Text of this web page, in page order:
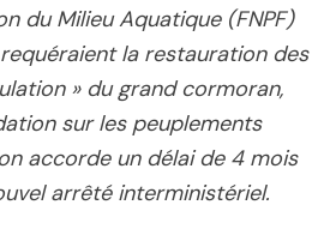
du Milieu Aquatique (FNPF)
la restauration des
» du grand cormoran,
sur les peuplements
accorde un délai de 4 mois
arrêté interministériel.